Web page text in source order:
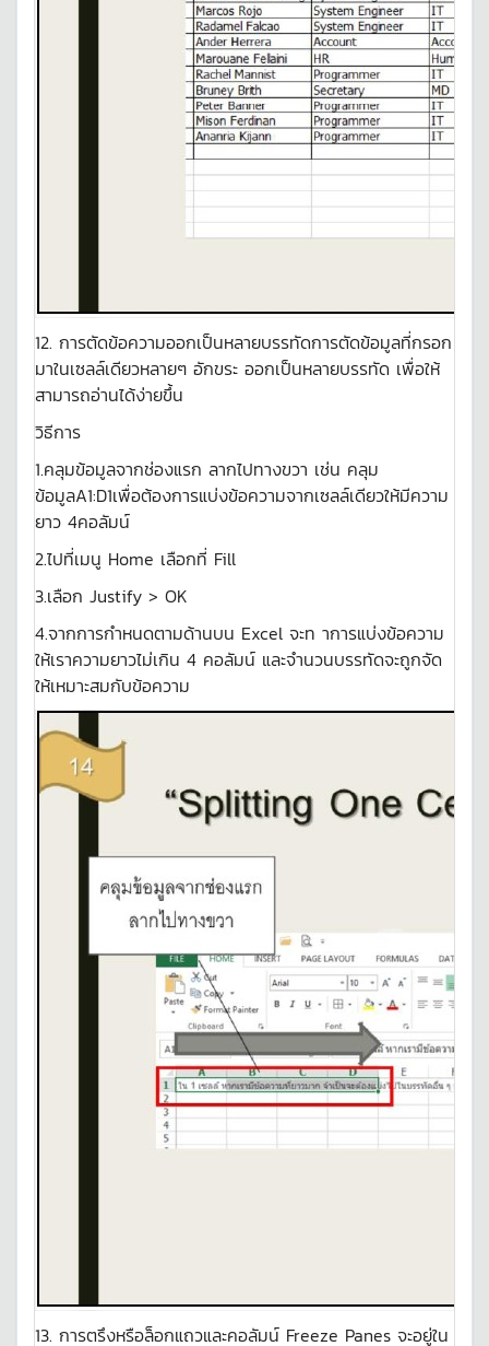
12. การตัดข้อความออกเป็นหลายบรรทัดการตัดข้อมูลที่กรอก
มาในเซลล์เดียวหลายๆ อักขระ ออกเป็นหลายบรรทัด เพื่อให้
สามารถอ่านได้ง่ายขึ้น
วิธีการ
1.คลุมข้อมูลจากช่องแรก ลากไปทางขวา เช่น คลุม
ข้อมูลA1:D1เพื่อต้องการแบ่งข้อความจากเซลล์เดียวให้มีความ
ยาว 4คอลัมน์
2.ไปที่เมนู Home เลือกที่ Fill
3.เลือก Justify > OK
4.จากการกำหนดตามด้านบน Excel จะท าการแบ่งข้อความ
ให้เราความยาวไม่เกิน 4 คอลัมน์ และจำนวนบรรทัดจะถูกจัด
ให้เหมาะสมกับข้อความ
13. การตรึงหรือล็อกแถวและคอลัมน์ Freeze Panes จะอยู่ใน